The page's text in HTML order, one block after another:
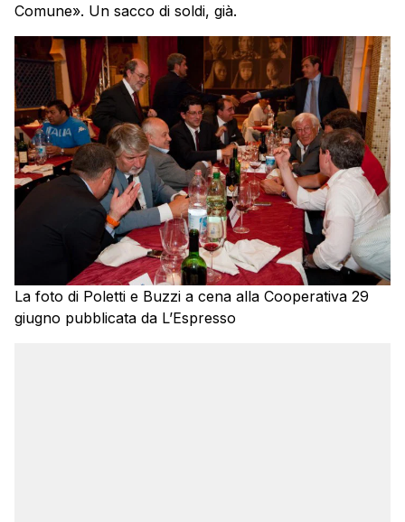
Comune». Un sacco di soldi, già.
La foto di Poletti e Buzzi a cena alla Cooperativa 29
giugno pubblicata da L’Espresso